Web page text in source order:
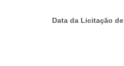
Data da Licitação de